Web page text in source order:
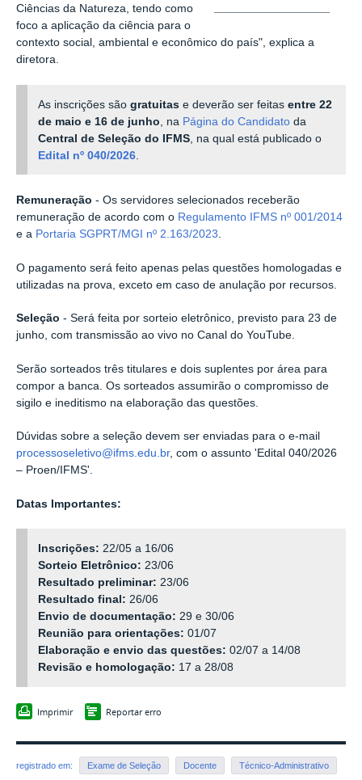
Ciências da Natureza, tendo como
foco a aplicação da ciência para o
contexto social, ambiental e econômico do país", explica a
diretora.
As inscrições sãogratuitas e deverão ser feitasentre 22
de maio e 16 de junho , na Página do Candidato da
Central de Seleção do IFMS , na qual está publicado o
Edital nº 040/2026
Remuneração - Os servidores selecionados receberão
remuneração de acordo com o Regulamento IFMS nº 001/2014
e a Portaria SGPRT/MGI nº 2.163/2023
O pagamento será feito apenas pelas questões homologadas e
utilizadas na prova, exceto em caso de anulação por recursos.
Seleção - Será feita por sorteio eletrônico, previsto para 23 de
junho, com transmissão ao vivo no Canal do YouTube.
Serão sorteados três titulares e dois suplentes por área para
compor a banca. Os sorteados assumirão o compromisso de
sigilo e ineditismo na elaboração das questões.
Dúvidas sobre a seleção devem ser enviadas para o e-mail
processoseletivo@ifms.edu.br, com o assunto 'Edital 040/2026
– Proen/IFMS'.
Datas Importantes:
Inscrições:22/05 a 16/06
Sorteio Eletrônico:23/06
Resultado preliminar: 23/06
Resultado final:26/06
Envio de documentação: 29 e 30/06
Reunião para orientações: 01/07
Elaboração e envio das questões:02/07 a 14/08
Revisão e homologação: 17 a 28/08
Imprimir Reportar erro
registrado em: Exame de Seleção Docente Técnico-Administrativo